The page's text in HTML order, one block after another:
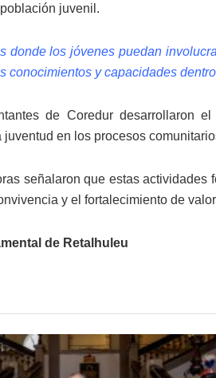
juvenil.
donde los jóvenes puedan
conocimientos y capacidades
de Coredur desarrollaron
en los procesos
señalaron que estas
y el fortalecimiento de
de Retalhuleu